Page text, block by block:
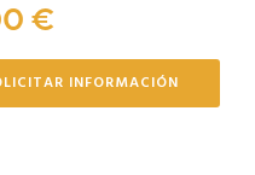
0 €
INFORMACIÓN